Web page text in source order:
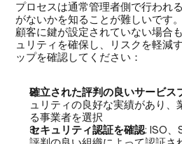
プロセスは通常管理者側で行われ
がないかを知ることが難しいです
顧客に鍵が設定されていない場合
ュリティを確保し、リスクを軽減
ップを確認してください：
確立された評判の良いサービス
ュリティの良好な実績があり、
る事業者を選択
セキュリティ認証を確認: ISO、